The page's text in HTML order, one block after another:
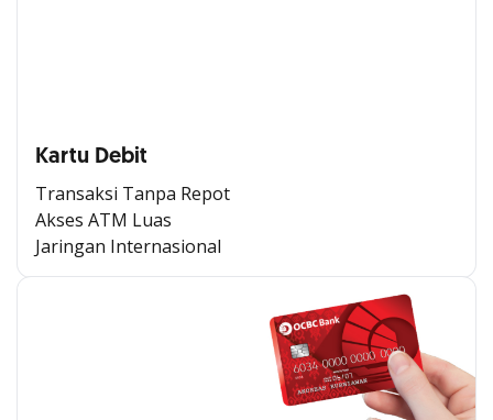
Kartu Debit
Transaksi Tanpa Repot
Akses ATM Luas
Jaringan Internasional